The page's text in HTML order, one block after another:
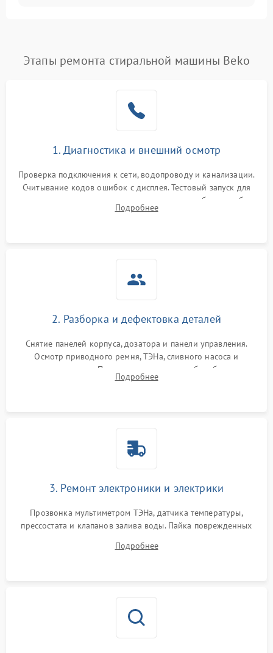
Замена платы управления Подробнее →
Этапы ремонта стиральной машины Beko
1. Диагностика и внешний осмотр
Проверка подключения к сети, водопроводу и канализации.
Считывание кодов ошибок с дисплея. Тестовый запуск для
выявления посторонних шумов, протечек или сбоев в работе
электронного модуля управления.
Подробнее
2. Разборка и дефектовка деталей
Снятие панелей корпуса, дозатора и панели управления.
Осмотр приводного ремня, ТЭНа, сливного насоса и
амортизаторов. Проверка подшипников барабана и
крестовины на износ, а манжеты люка на разрывы.
Подробнее
3. Ремонт электроники и электрики
Прозвонка мультиметром ТЭНа, датчика температуры,
прессостата и клапанов залива воды. Пайка поврежденных
Восстановление целостности проводки и контактов.
Подробнее